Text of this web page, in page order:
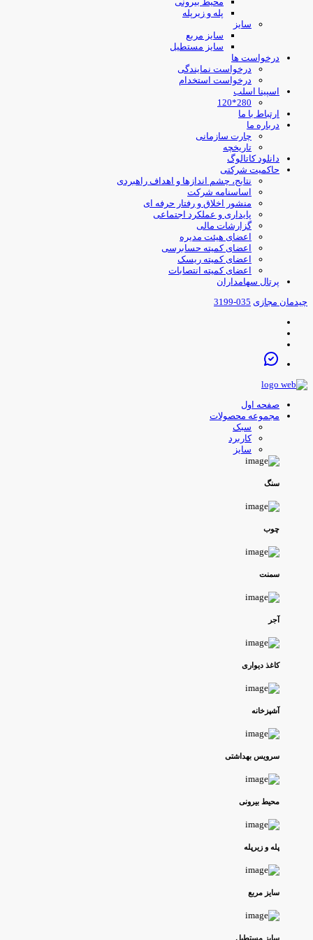
پله و زیرپله
سایز
سایز مربع
سایز مستطیل
درخواست ها
درخواست نمایندگی
درخواست استخدام
اسپینا اسلب
280*120
ارتباط با ما
درباره ما
چارت سازمانی
تاریخچه
دانلود کاتالوگ
حاکمیت شرکتی
نتایج، چشم اندازها و اهداف راهبردی
اساسنامه شرکت
منشور اخلاق و رفتار حرفه ای
پایداری و عملکرد اجتماعی
گزارشات مالی
اعضای هیئت مدیره
اعضای کمیته حسابرسی
اعضای کمیته ریسک
اعضای کمیته انتصابات
پرتال سهامداران
مجازی 035-3199
صفحه اول
مجموعه محصولات
سبک
کاربرد
سایز
سنگ
چوب
سمنت
آجر
کاغذ دیواری
آشپزخانه
سرویس بهداشتی
محیط بیرونی
پله و زیرپله
سایز مربع
سایز مستطیل